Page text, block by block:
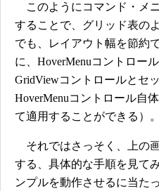
このようにコマンド・メ
することで、グリッド表の
でも、レイアウト幅を節約
に、HoverMenuコントロー
GridViewコントロールとセ
HoverMenuコントロール自
て適用することができる）。
それではさっそく、上の
する、具体的な手順を見て
ンプルを動作させるに当た